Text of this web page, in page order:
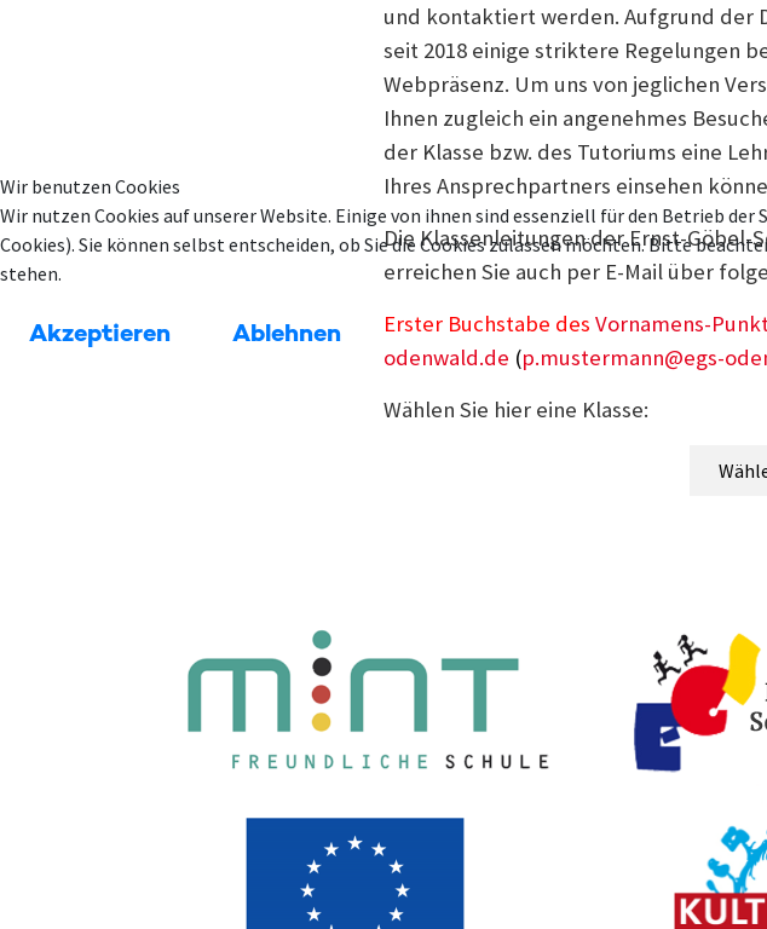
und kontaktiert werden. Aufgrund der
seit 2018 einige striktere Regelungen
Webpräsenz. Um uns von jeglichen
Ihnen zugleich ein angenehmes
der Klasse bzw. des Tutoriums eine
Ihres Ansprechpartners einsehen
Die Klassenleitungen der Ernst-Göbel-
erreichen Sie auch per E-Mail über
Erster Buchstabe des Vornamens-
odenwald.de (p.mustermann@egs-
Wählen Sie hier eine Klasse:
Wir benutzen Cookies
Wir nutzen Cookies auf unserer Website. Einige von ihnen sind essenziell für den Betrieb
Cookies). Sie können selbst entscheiden, ob Sie die Cookies zulassen möchten. Bitte
stehen.
Akzeptieren Ablehnen